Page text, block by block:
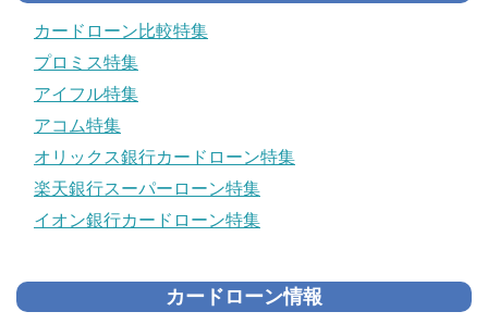
カードローン比較特集
プロミス特集
アイフル特集
アコム特集
オリックス銀行カードローン特集
楽天銀行スーパーローン特集
イオン銀行カードローン特集
カードローン情報